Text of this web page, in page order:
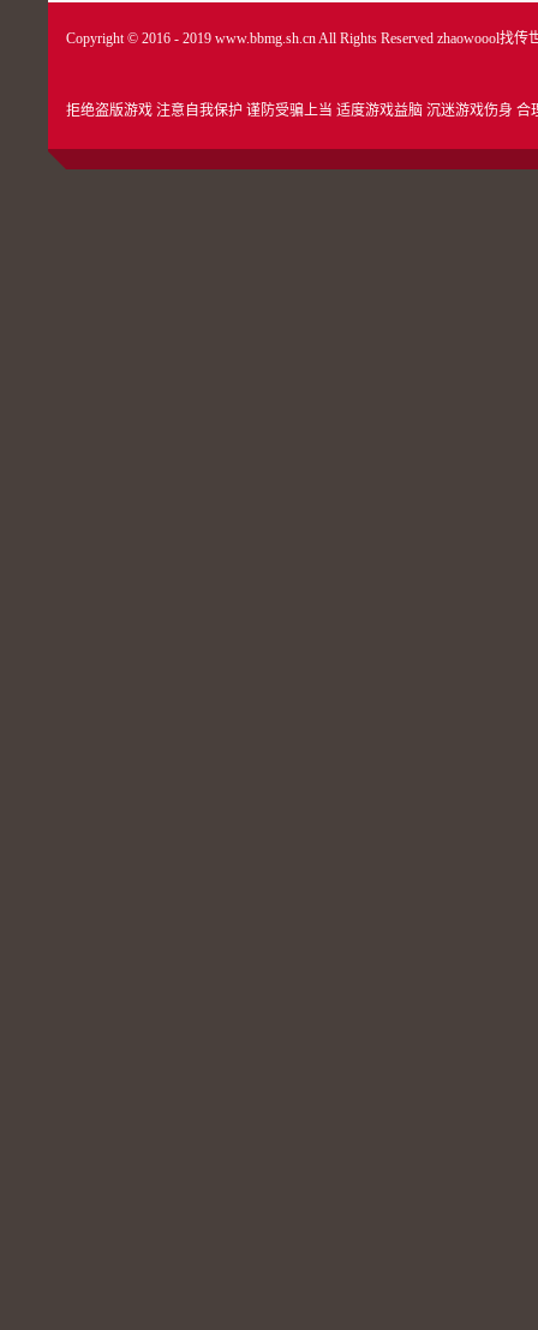
Copyright © 2016 - 2019 www.bbmg.sh.cn All Rights Reserved zhaowoool找传
拒绝盗版游戏 注意自我保护 谨防受骗上当 适度游戏益脑 沉迷游戏伤身 合